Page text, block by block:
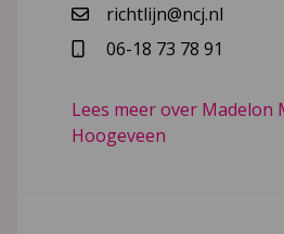
richtlijn@ncj.nl
06-18 73 78 91
Lees meer over Madelon
Hoogeveen